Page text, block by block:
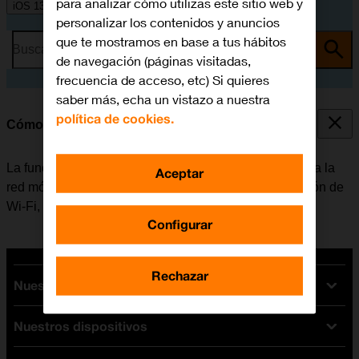
iOS 13.2
Busca por problema o tema
Cómo conectarse a una red Wi-Fi
La función de Wi-Fi se puede utilizar como alternativa a la
red móvil para conectarse a internet. Al activar la función de
Wi-Fi, el móvil no utiliza datos móviles.
Nuestras tarifas
Tarifas Orange
Tarifas fibra y móvil
Nuestros dispositivos
personalizar los contenidos y anuncios
que te mostramos en base a tus hábitos
de navegación (páginas visitadas,
frecuencia de acceso, etc) Si quieres
saber más, echa un vistazo a nuestra
política de cookies.
Configurar
Rechazar
Aceptar